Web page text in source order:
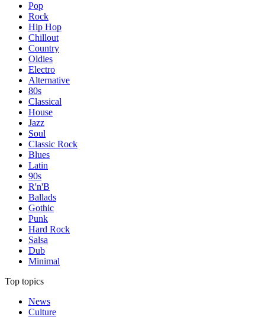
Pop
Rock
Hip Hop
Chillout
Country
Oldies
Electro
Alternative
80s
Classical
House
Jazz
Soul
Classic Rock
Blues
Latin
90s
R'n'B
Ballads
Gothic
Punk
Hard Rock
Salsa
Dub
Minimal
Top topics
News
Culture